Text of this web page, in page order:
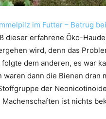
im Futter – Betrug
dieser erfahrene Öko-
wird, denn das
dem anderen, es war
waren dann die Bienen dran
der
ist nichts